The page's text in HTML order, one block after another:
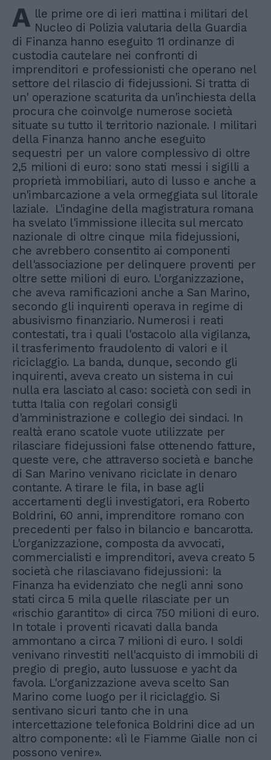
A lle prime ore di ieri mattina i militari del
Nucleo di Polizia valutaria della Guardia
di Finanza hanno eseguito 11 ordinanze di
custodia cautelare nei confronti di
imprenditori e professionisti che operano nel
settore del rilascio di fidejussioni. Si tratta di
un' operazione scaturita da un'inchiesta della
procura che coinvolge numerose società
situate su tutto il territorio nazionale. I militari
della Finanza hanno anche eseguito
sequestri per un valore complessivo di oltre
2,5 milioni di euro: sono stati messi i sigilli a
proprietà immobiliari, auto di lusso e anche a
un'imbarcazione a vela ormeggiata sul litorale
laziale. L'indagine della magistratura romana
ha svelato l'immissione illecita sul mercato
nazionale di oltre cinque mila fidejussioni,
che avrebbero consentito ai componenti
dell'associazione per delinquere proventi per
oltre sette milioni di euro. L'organizzazione,
che aveva ramificazioni anche a San Marino,
secondo gli inquirenti operava in regime di
abusivismo finanziario. Numerosi i reati
contestati, tra i quali l'ostacolo alla vigilanza,
il trasferimento fraudolento di valori e il
riciclaggio. La banda, dunque, secondo gli
inquirenti, aveva creato un sistema in cui
nulla era lasciato al caso: società con sedi in
tutta Italia con regolari consigli
d'amministrazione e collegio dei sindaci. In
realtà erano scatole vuote utilizzate per
rilasciare fidejussioni false ottenendo fatture,
queste vere, che attraverso società e banche
di San Marino venivano riciclate in denaro
contante. A tirare le fila, in base agli
accertamenti degli investigatori, era Roberto
Boldrini, 60 anni, imprenditore romano con
precedenti per falso in bilancio e bancarotta.
L'organizzazione, composta da avvocati,
commercialisti e imprenditori, aveva creato 5
società che rilasciavano fidejussioni: la
Finanza ha evidenziato che negli anni sono
stati circa 5 mila quelle rilasciate per un
«rischio garantito» di circa 750 milioni di euro.
In totale i proventi ricavati dalla banda
ammontano a circa 7 milioni di euro. I soldi
venivano rinvestiti nell'acquisto di immobili di
pregio di pregio, auto lussuose e yacht da
favola. L'organizzazione aveva scelto San
Marino come luogo per il riciclaggio. Si
sentivano sicuri tanto che in una
intercettazione telefonica Boldrini dice ad un
altro componente: «lì le Fiamme Gialle non ci
possono venire».